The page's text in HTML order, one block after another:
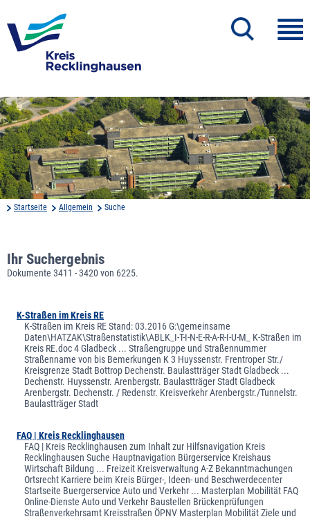
Startseite Allgemein Suche
Ihr Suchergebnis
Dokumente 3411 - 3420 von 6225.
K-Straßen im Kreis RE
K-Straßen im Kreis RE Stand: 03.2016 G:\gemeinsame
Daten\HATZAK\Straßenstatistik\ABLK_I-T-I-N-E-R-A-R-I-U-M_ K-Straßen im
Kreis RE.doc 4 Gladbeck ... Straßengruppe und Straßennummer
Straßenname von bis Bemerkungen K 3 Huyssenstr. Frentroper Str./
Kreisgrenze Stadt Bottrop Dechenstr. Baulastträger Stadt Gladbeck ...
Dechenstr. Huyssenstr. Arenbergstr. Baulastträger Stadt Gladbeck
Arenbergstr. Dechenstr. / Redenstr. Kreisverkehr Arenbergstr./Tunnelstr.
Baulastträger Stadt
FAQ | Kreis Recklinghausen
FAQ | Kreis Recklinghausen zum Inhalt zur Hilfsnavigation Kreis
Recklinghausen Suche Hauptnavigation Bürgerservice Kreishaus
Wirtschaft Bildung ... Freizeit Kreisverwaltung A-Z Bekanntmachungen
Ortsrecht Karriere beim Kreis Bürger-, Ideen- und Beschwerdecenter
Startseite Buergerservice Auto und Verkehr ... Masterplan Mobilität FAQ
Online-Dienste Auto und Verkehr Baustellen Brückenprüfungen
Straßenverkehrsamt Kreisstraßen ÖPNV Masterplan Mobilität Ziele und